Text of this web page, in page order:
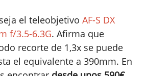
el teleobjetivo AF-S DX
f/3.5-6.3G. Afirma que
recorte de 1,3x se puede
el equivalente a 390mm. En